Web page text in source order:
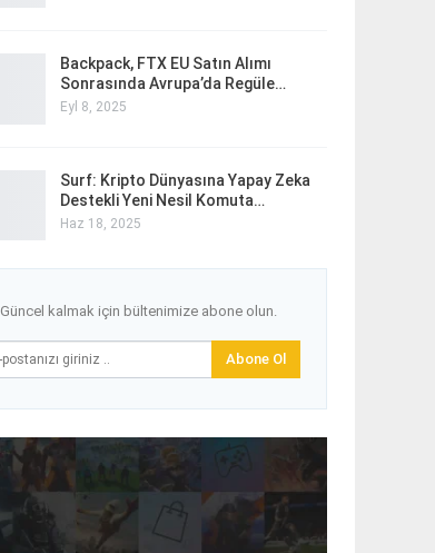
Backpack, FTX EU Satın Alımı
Sonrasında Avrupa’da Regüle…
Eyl 8, 2025
Surf: Kripto Dünyasına Yapay Zeka
Destekli Yeni Nesil Komuta…
Haz 18, 2025
Güncel kalmak için bültenimize abone olun.
Abone Ol